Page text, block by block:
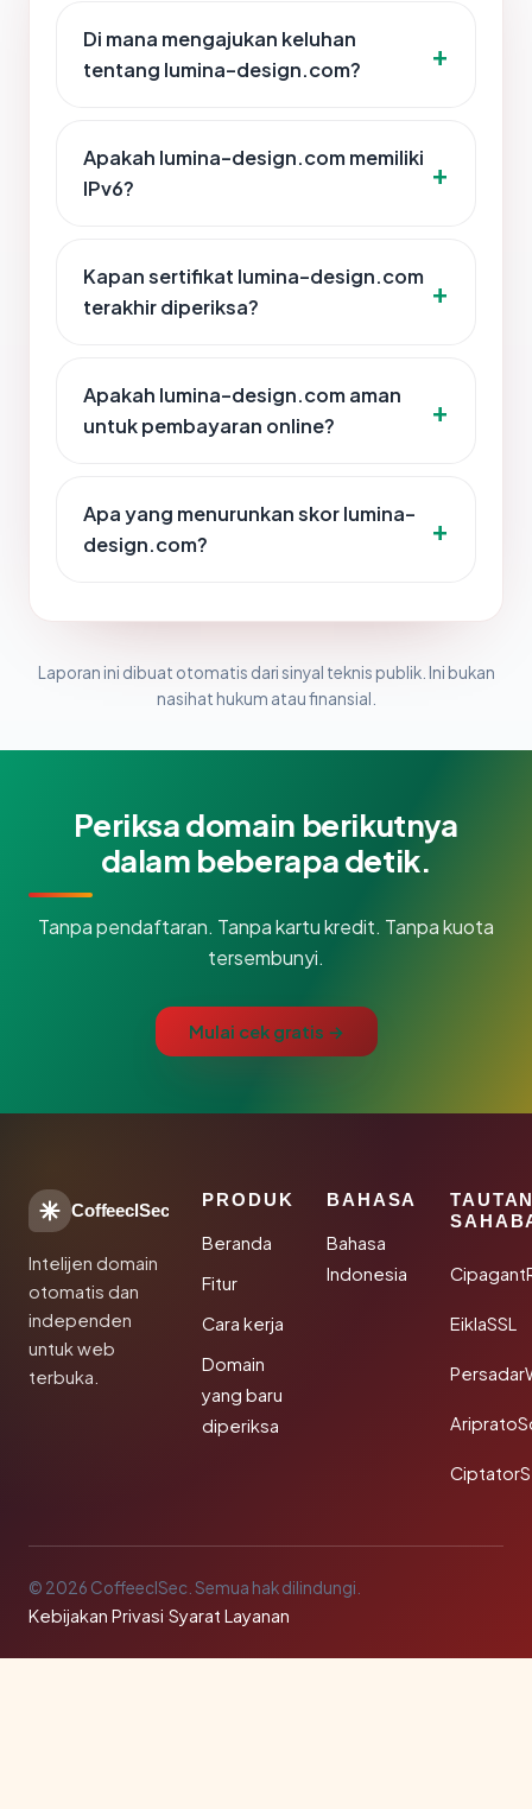
Di mana mengajukan keluhan
tentang lumina-design.com?
Apakah lumina-design.com memiliki
IPv6?
Kapan sertifikat lumina-design.com
terakhir diperiksa?
Apakah lumina-design.com aman
untuk pembayaran online?
Apa yang menurunkan skor lumina-
design.com?
Laporan ini dibuat otomatis dari sinyal teknis publik. Ini bukan
nasihat hukum atau finansial.
Periksa domain berikutnya
dalam beberapa detik.
Tanpa pendaftaran. Tanpa kartu kredit. Tanpa kuota
tersembunyi.
Mulai cek gratis →
CoffeeclSec
Intelijen domain
otomatis dan
independen
untuk web
terbuka.
PRODUK
Beranda
Fitur
Cara kerja
Domain
yang baru
diperiksa
BAHASA
Bahasa
Indonesia
EiklaSSL
© 2026 CoffeeclSec. Semua hak dilindungi.
Kebijakan Privasi·Syarat Layanan